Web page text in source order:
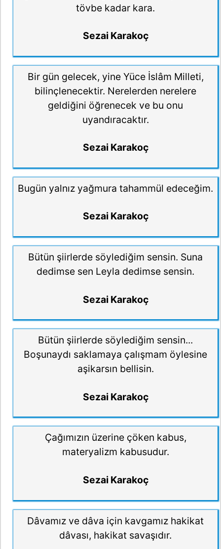
tövbe kadar kara.
Sezai Karakoç
Bir gün gelecek, yine Yüce İslâm Milleti,
bilinçlenecektir. Nerelerden nerelere
geldiğini öğrenecek ve bu onu
uyandıracaktır.
Sezai Karakoç
Bugün yalnız yağmura tahammül edeceğim.
Sezai Karakoç
Bütün şiirlerde söylediğim sensin. Suna
dedimse sen Leyla dedimse sensin.
Sezai Karakoç
Bütün şiirlerde söylediğim sensin...
Boşunaydı saklamaya çalışmam öylesine
aşikarsın bellisin.
Sezai Karakoç
Çağımızın üzerine çöken kabus,
materyalizm kabusudur.
Sezai Karakoç
Dâvamız ve dâva için kavgamız hakikat
dâvası, hakikat savaşıdır.